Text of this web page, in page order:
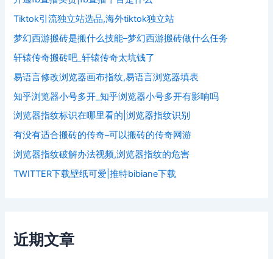
Tiktok引流独立站选品,海外tiktok独立站
梦幻西游搬砖是搬什么技能–梦幻西游搬砖做什么任务
轩辕传奇搬砖吧_轩辕传奇太坑钱了
易语言修改浏览器画布指纹,易语言浏览器填表
知乎浏览器小号多开_知乎浏览器小号多开有影响吗
浏览器指纹标识在哪里看的|浏览器指纹识别
有没有适合搬砖的传奇–可以搬砖的传奇网游
浏览器指纹破解办法视频,浏览器指纹的危害
TWITTER下载壁纸可爱|推特bibiane下载
近期文章